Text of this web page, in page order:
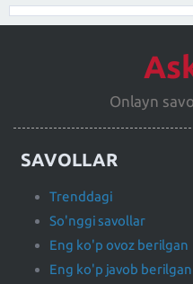
Onlayn
SAVOLLAR
Trenddagi
So'nggi savollar
Eng ko'p ovoz berilgan
Eng ko'p javob berilgan